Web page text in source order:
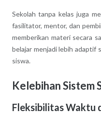
Sekolah tanpa kelas juga
fasilitator, mentor, dan
memberikan materi secara
belajar menjadi lebih adaptif
siswa.
Kelebihan Sistem
Fleksibilitas Waktu